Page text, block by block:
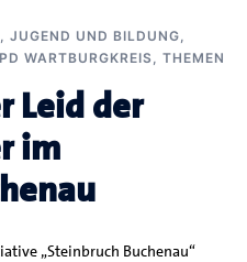
JUGEND UND BILDUNG
WARTBURGKREIS THEMEN
Leid der
im
„Steinbruch Buchenau“